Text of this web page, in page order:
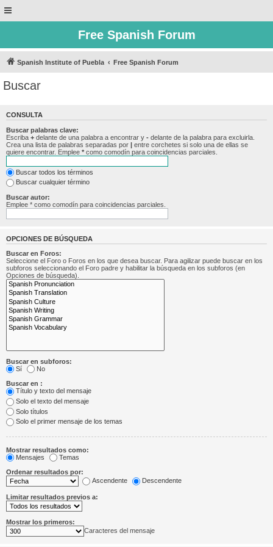
Free Spanish Forum
Spanish Institute of Puebla Free Spanish Forum
Buscar
CONSULTA
Buscar palabras clave:
Escriba + delante de una palabra a encontrar y - delante de la palabra para excluirla.
Crea una lista de palabras separadas por | entre corchetes si solo una de ellas se
quiere encontrar. Emplee * como comodín para coincidencias parciales.
Buscar todos los términos
Buscar cualquier término
Buscar autor:
Emplee * como comodín para coincidencias parciales.
OPCIONES DE BÚSQUEDA
Buscar en Foros:
Seleccione el Foro o Foros en los que desea buscar. Para agilizar puede buscar en los
subforos seleccionando el Foro padre y habilitar la búsqueda en los subforos (en
Opciones de búsqueda).
Buscar en subforos:
Sí
No
Buscar en :
Título y texto del mensaje
Solo el texto del mensaje
Solo títulos
Solo el primer mensaje de los temas
Mostrar resultados como:
Mensajes
Temas
Ordenar resultados por:
Ascendente
Descendente
Limitar resultados previos a:
Mostrar los primeros:
Caracteres del mensaje